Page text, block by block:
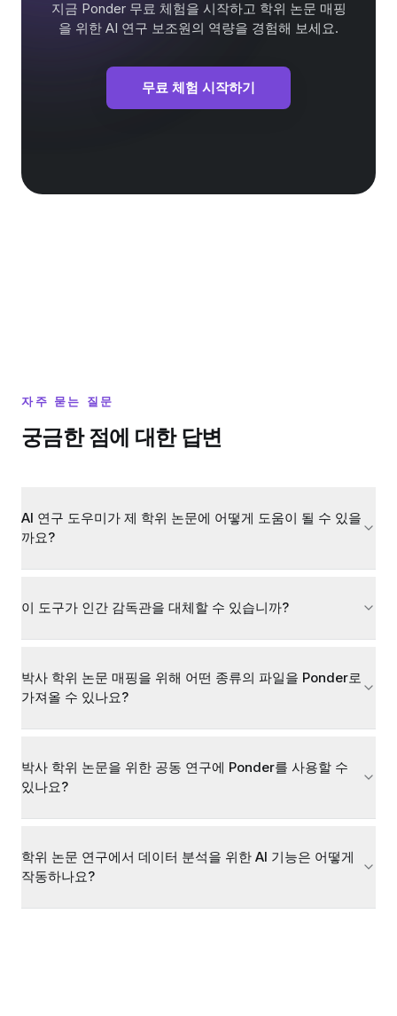
지금 Ponder 무료 체험을 시작하고 학위 논문 매핑
을 위한 AI 연구 보조원의 역량을 경험해 보세요.
무료 체험 시작하기
자주 묻는 질문
궁금한 점에 대한 답변
AI 연구 도우미가 제 학위 논문에 어떻게 도움이 될 수 있을
까요?
이 도구가 인간 감독관을 대체할 수 있습니까?
박사 학위 논문 매핑을 위해 어떤 종류의 파일을 Ponder로
가져올 수 있나요?
박사 학위 논문을 위한 공동 연구에 Ponder를 사용할 수
있나요?
학위 논문 연구에서 데이터 분석을 위한 AI 기능은 어떻게
작동하나요?